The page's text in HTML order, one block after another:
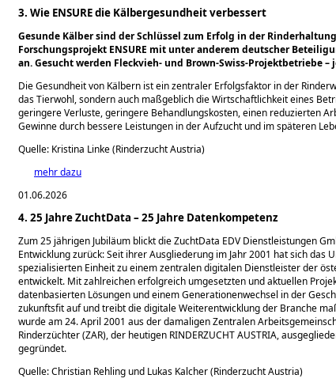
3. Wie ENSURE die Kälbergesundheit verbessert
Gesunde Kälber sind der Schlüssel zum Erfolg in der
Forschungsprojekt ENSURE mit unter anderem deutscher
an. Gesucht werden Fleckvieh- und Brown-Swiss-Projektbetriebe
Die Gesundheit von Kälbern ist ein zentraler Erfolgsfaktor in der
das Tierwohl, sondern auch maßgeblich die Wirtschaftlichkeit eines
geringere Verluste, geringere Behandlungskosten, einen reduzierten
Gewinne durch bessere Leistungen in der Aufzucht und im späteren
Quelle: Kristina Linke (Rinderzucht Austria)
mehr dazu
01.06.2026
4. 25 Jahre ZuchtData – 25 Jahre Datenkompetenz
Zum 25 jährigen Jubiläum blickt die ZuchtData EDV Dienstleistungen
Entwicklung zurück: Seit ihrer Ausgliederung im Jahr 2001 hat sich das
spezialisierten Einheit zu einem zentralen digitalen Dienstleister der
entwickelt. Mit zahlreichen erfolgreich umgesetzten und aktuellen
datenbasierten Lösungen und einem Generationenwechsel in der
zukunftsfit auf und treibt die digitale Weiterentwicklung der Branche
wurde am 24. April 2001 aus der damaligen Zentralen
Rinderzüchter (ZAR), der heutigen RINDERZUCHT AUSTRIA,
gegründet.
Quelle: Christian Rehling und Lukas Kalcher (Rinderzucht Austria)